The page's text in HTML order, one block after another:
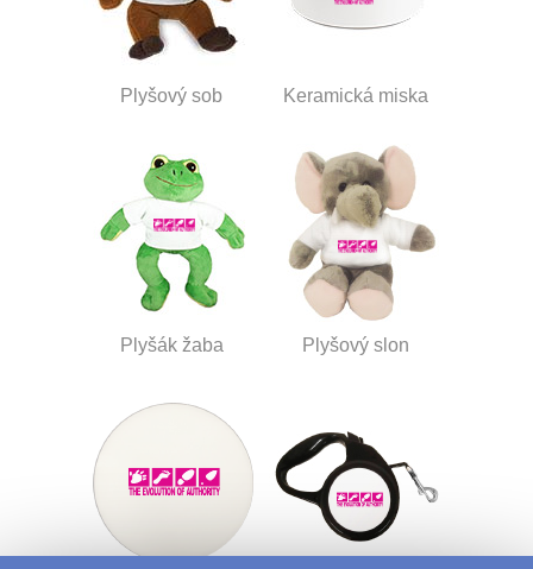
Plyšový sob Keramická miska
Plyšák žaba Plyšový slon